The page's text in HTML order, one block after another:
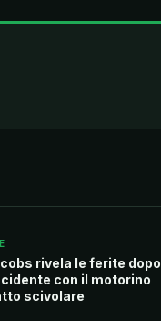
rivela le ferite dopo
con il motorino
scivolare